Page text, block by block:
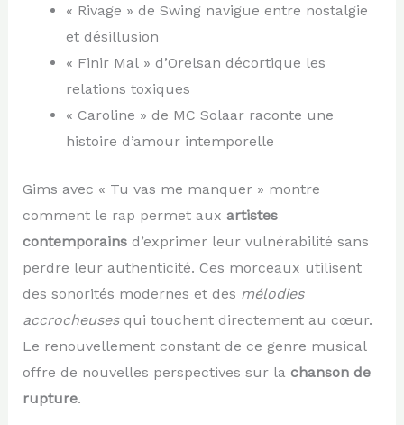
« Rivage » de Swing navigue entre nostalgie
et désillusion
« Finir Mal » d’Orelsan décortique les
relations toxiques
« Caroline » de MC Solaar raconte une
histoire d’amour intemporelle
Gims avec « Tu vas me manquer » montre
comment le rap permet aux artistes
contemporainsd’exprimer leur vulnérabilité sans
perdre leur authenticité. Ces morceaux utilisent
des sonorités modernes et des mélodies
accrocheusesqui touchent directement au cœur.
Le renouvellement constant de ce genre musical
offre de nouvelles perspectives sur la chanson de
rupture.